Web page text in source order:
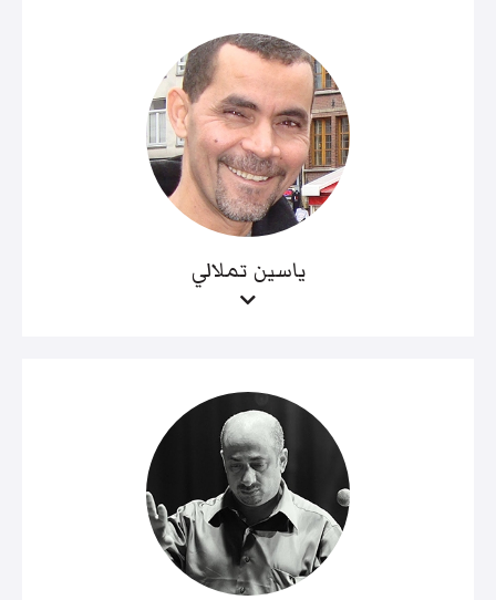
ياسين تملالي